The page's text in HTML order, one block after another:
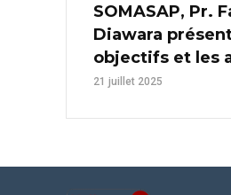
SOMASAP, Pr.
Diawara
objectifs et les
21 juillet 2025